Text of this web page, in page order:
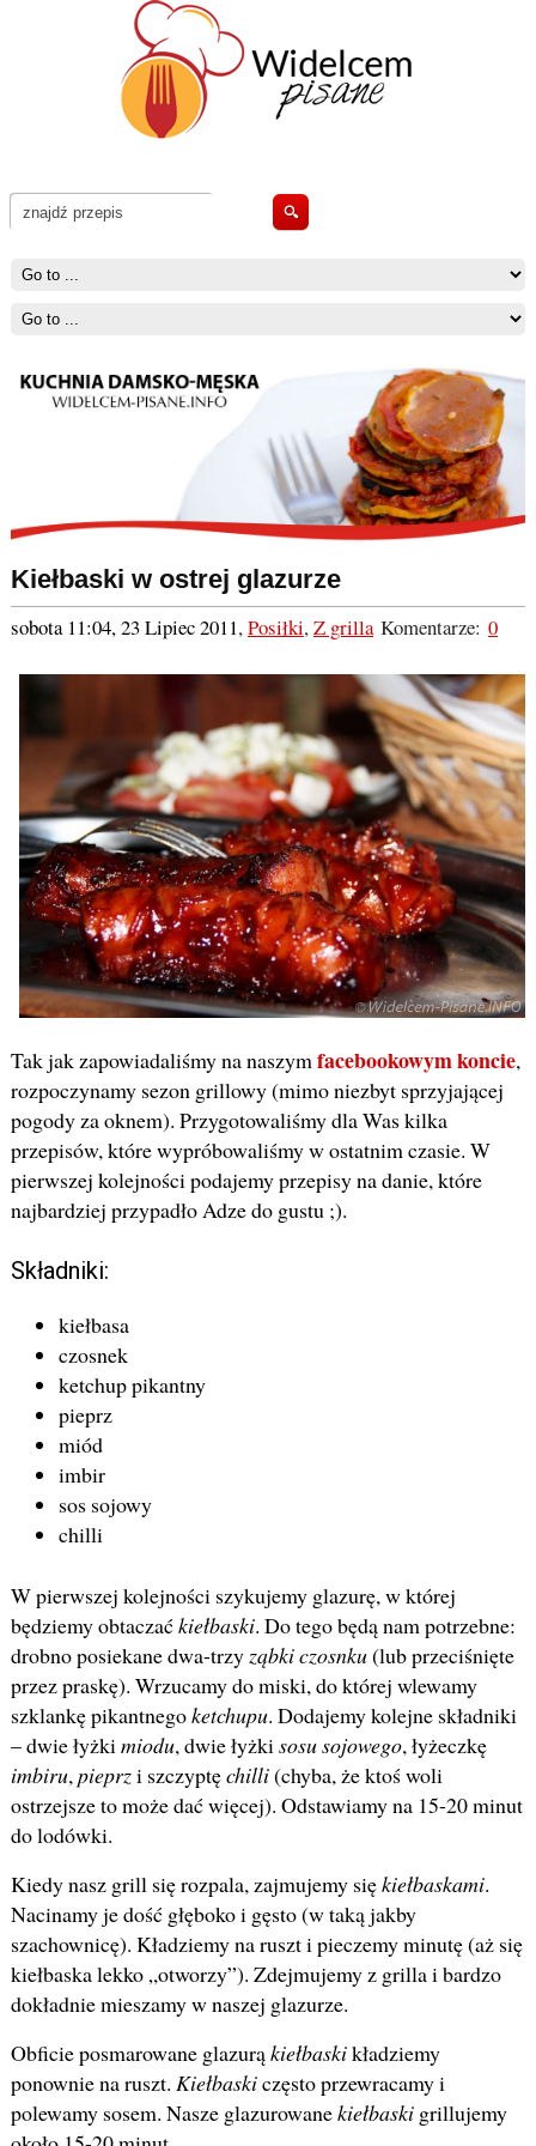
Kiełbaski w ostrej glazurze
sobota 11:04, 23 Lipiec 2011,Posiłki,Z grillaKomentarze: 0
Tak jak zapowiadaliśmy na naszym facebookowym koncie,
rozpoczynamy sezon grillowy (mimo niezbyt sprzyjającej
pogody za oknem). Przygotowaliśmy dla Was kilka
przepisów, które wypróbowaliśmy w ostatnim czasie. W
pierwszej kolejności podajemy przepisy na danie, które
najbardziej przypadło Adze do gustu ;).
Składniki:
kiełbasa
czosnek
ketchup pikantny
pieprz
miód
imbir
sos sojowy
chilli
W pierwszej kolejności szykujemy glazurę, w której
będziemy obtaczaćkiełbaski. Do tego będą nam potrzebne:
drobno posiekane dwa-trzyząbki czosnku(lub przeciśnięte
przez praskę). Wrzucamy do miski, do której wlewamy
szklankę pikantnegoketchupu. Dodajemy kolejne składniki
– dwie łyżki miodu, dwie łyżki sosu sojowego, łyżeczkę
imbiru, pieprzi szczyptęchilli(chyba, że ktoś woli
ostrzejsze to może dać więcej). Odstawiamy na 15-20 minut
do lodówki.
Kiedy nasz grill się rozpala, zajmujemy siękiełbaskami.
Nacinamy je dość głęboko i gęsto (w taką jakby
szachownicę). Kładziemy na ruszt i pieczemy minutę (aż się
kiełbaska lekko „otworzy”). Zdejmujemy z grilla i bardzo
dokładnie mieszamy w naszej glazurze.
Obficie posmarowane glazurąkiełbaskikładziemy
ponownie na ruszt. Kiełbaskiczęsto przewracamy i
polewamy sosem. Nasze glazurowanekiełbaski grillujemy